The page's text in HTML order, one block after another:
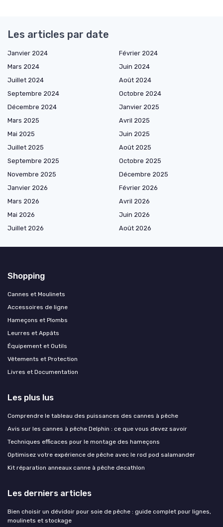
Les articles par date
Janvier 2024
Février 2024
Mars 2024
Juin 2024
Juillet 2024
Août 2024
Septembre 2024
Octobre 2024
Décembre 2024
Janvier 2025
Mars 2025
Avril 2025
Mai 2025
Juin 2025
Juillet 2025
Août 2025
Septembre 2025
Octobre 2025
Novembre 2025
Décembre 2025
Janvier 2026
Février 2026
Mars 2026
Avril 2026
Mai 2026
Juin 2026
Juillet 2026
Août 2026
Shopping
Cannes et Moulinets
Accessoires de ligne
Hameçons et Plombs
Leurres et Appâts
Équipement et Outils
Vêtements et Protection
Livres et Documentation
Les plus lus
Comprendre le tableau des puissances des cannes à pêche
Avis sur les cannes à pêche Delphin : ce que vous devez savoir
Techniques efficaces pour le montage des hameçons
Optimisez votre expérience de pêche avec le rod pod salamander
Kit réparation anneaux canne à pêche decathlon
Les derniers articles
Bien choisir un dévidoir pour soie de pêche : guide complet pour lignes,
moulinets et stockage